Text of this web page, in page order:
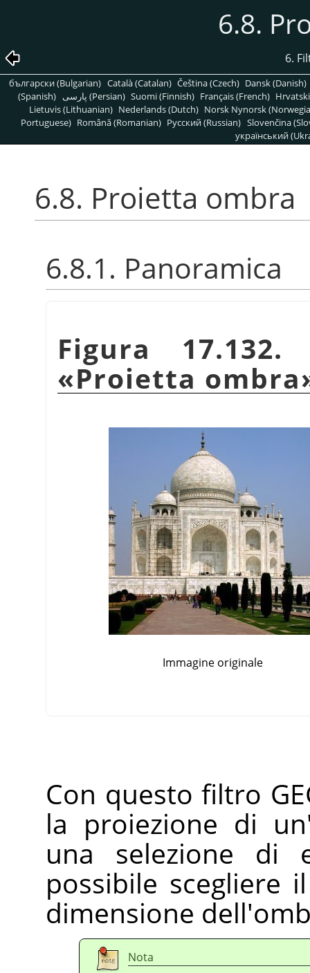
6.8.
6.
български (Bulgarian) Català (Catalan) Čeština (Czech) Dansk (Danish)
(Spanish)
پارسی (Persian) Suomi (Finnish) Français (French)
Lietuvis (Lithuanian) Nederlands (Dutch) Norsk Nynorsk
Portuguese) Română (Romanian) Pусский (Russian) Slovenčina
український
6.8. Proietta ombra
6.8.1. Panoramica
Figura
«Proietta ombra
Immagine originale
Con questo filtro
la proiezione di
una selezione
possibile scegliere
dimensione
Nota